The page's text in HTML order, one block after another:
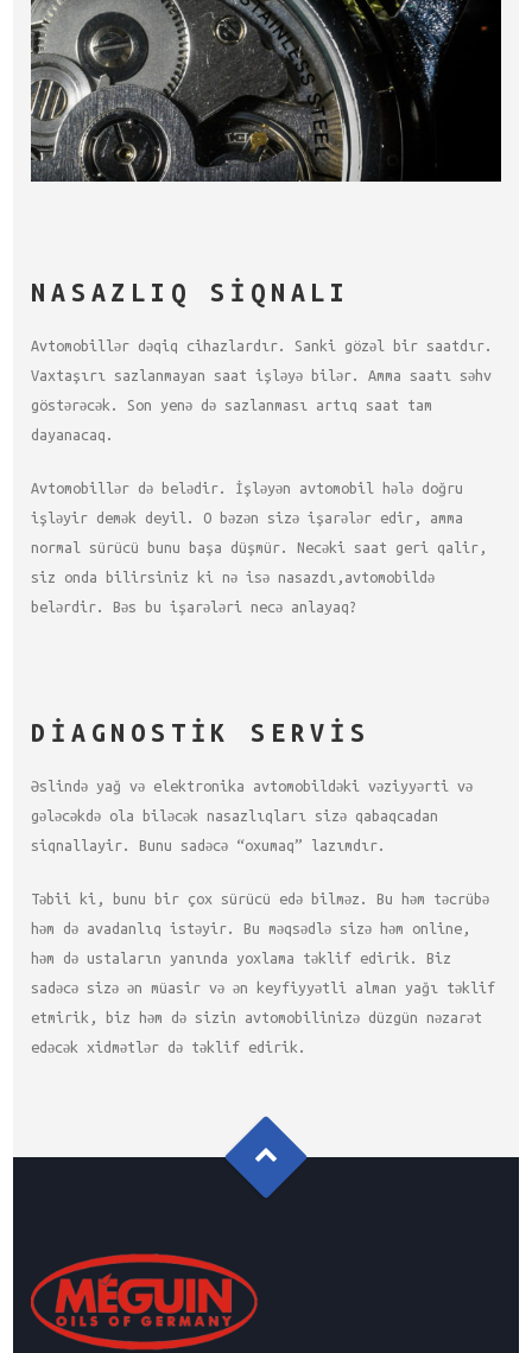
NASAZLIQ SIQNALI
Avtomobillər dəqiq cihazlardır. Sanki gözəl bir saatdır.
Vaxtaşırı sazlanmayan saat işləyə bilər. Amma saatı səhv
göstərəcək. Son yenə də sazlanması artıq saat tam
dayanacaq.
Avtomobillər də belədir. İşləyən avtomobil hələ doğru
işləyir demək deyil. O bəzən sizə işarələr edir, amma
normal sürücü bunu başa düşmür. Necəki saat geri qalir,
siz onda bilirsiniz ki nə isə nasazdı,avtomobildə
belərdir. Bəs bu işarələri necə anlayaq?
DIAGNOSTIK SERVIS
Əslində yağ və elektronika avtomobildəki vəziyyərti və
gələcəkdə ola biləcək nasazlıqları sizə qabaqcadan
siqnallayir. Bunu sadəcə “oxumaq” lazımdır.
Təbii ki, bunu bir çox sürücü edə bilməz. Bu həm təcrübə
həm də avadanlıq istəyir. Bu məqsədlə sizə həm online,
həm də ustaların yanında yoxlama təklif edirik. Biz
sadəcə sizə ən müasir və ən keyfiyyətli alman yağı təklif
etmirik, biz həm də sizin avtomobilinizə düzgün nəzarət
edəcək xidmətlər də təklif edirik.